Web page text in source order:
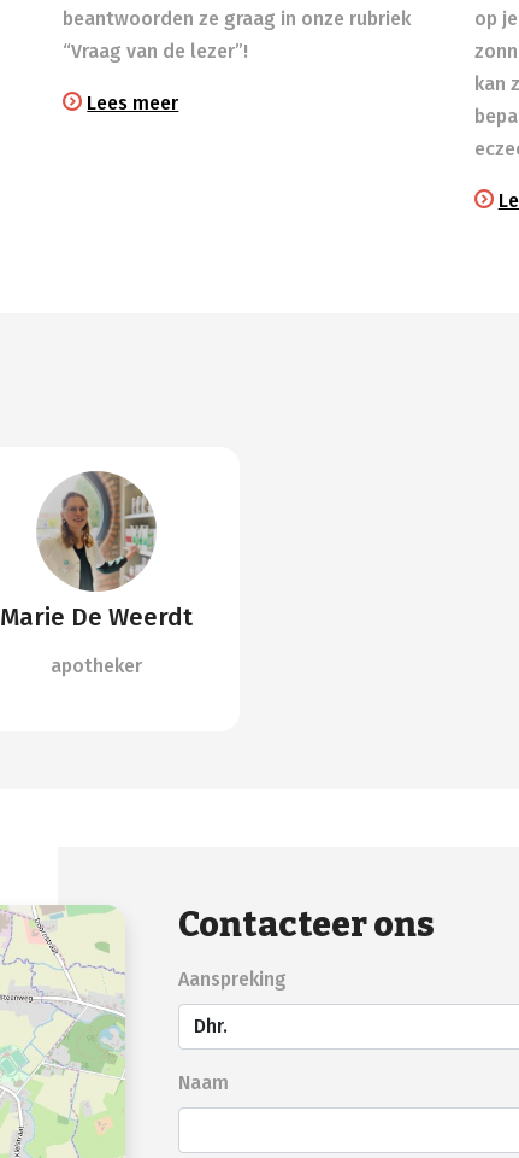
beantwoorden ze graag in onze rubriek
“Vraag van de lezer”!
Lees meer
op
kan
Marie De Weerdt
apotheker
Contacteer ons
Aanspreking
Naam